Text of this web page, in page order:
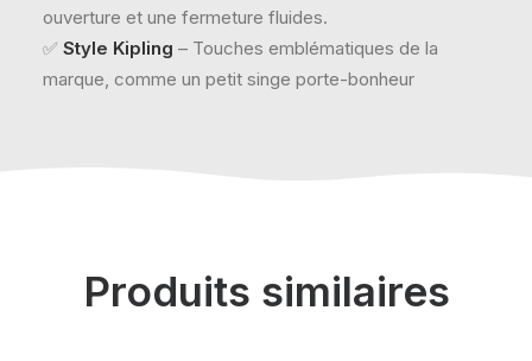
ouverture et une fermeture fluides.
✅ Style Kipling – Touches emblématiques de la
marque, comme un petit singe porte-bonheur
Produits similaires